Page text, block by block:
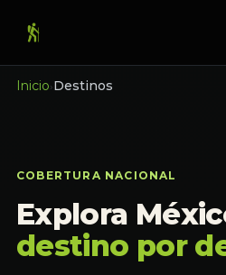
Inicio›Destinos
COBERTURA NACIONAL
Explora
destino por